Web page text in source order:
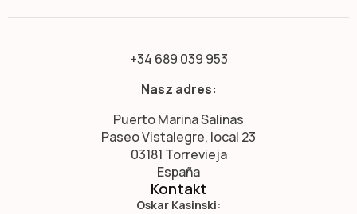
+34 689 039 953
Nasz adres:
Puerto Marina Salinas
Paseo Vistalegre, local 23
03181 Torrevieja
España
Kontakt
Oskar Kasinski: